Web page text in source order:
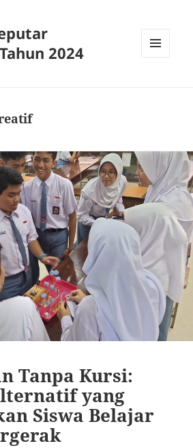
2024
Tanpa Kursi:
yang
Siswa Belajar